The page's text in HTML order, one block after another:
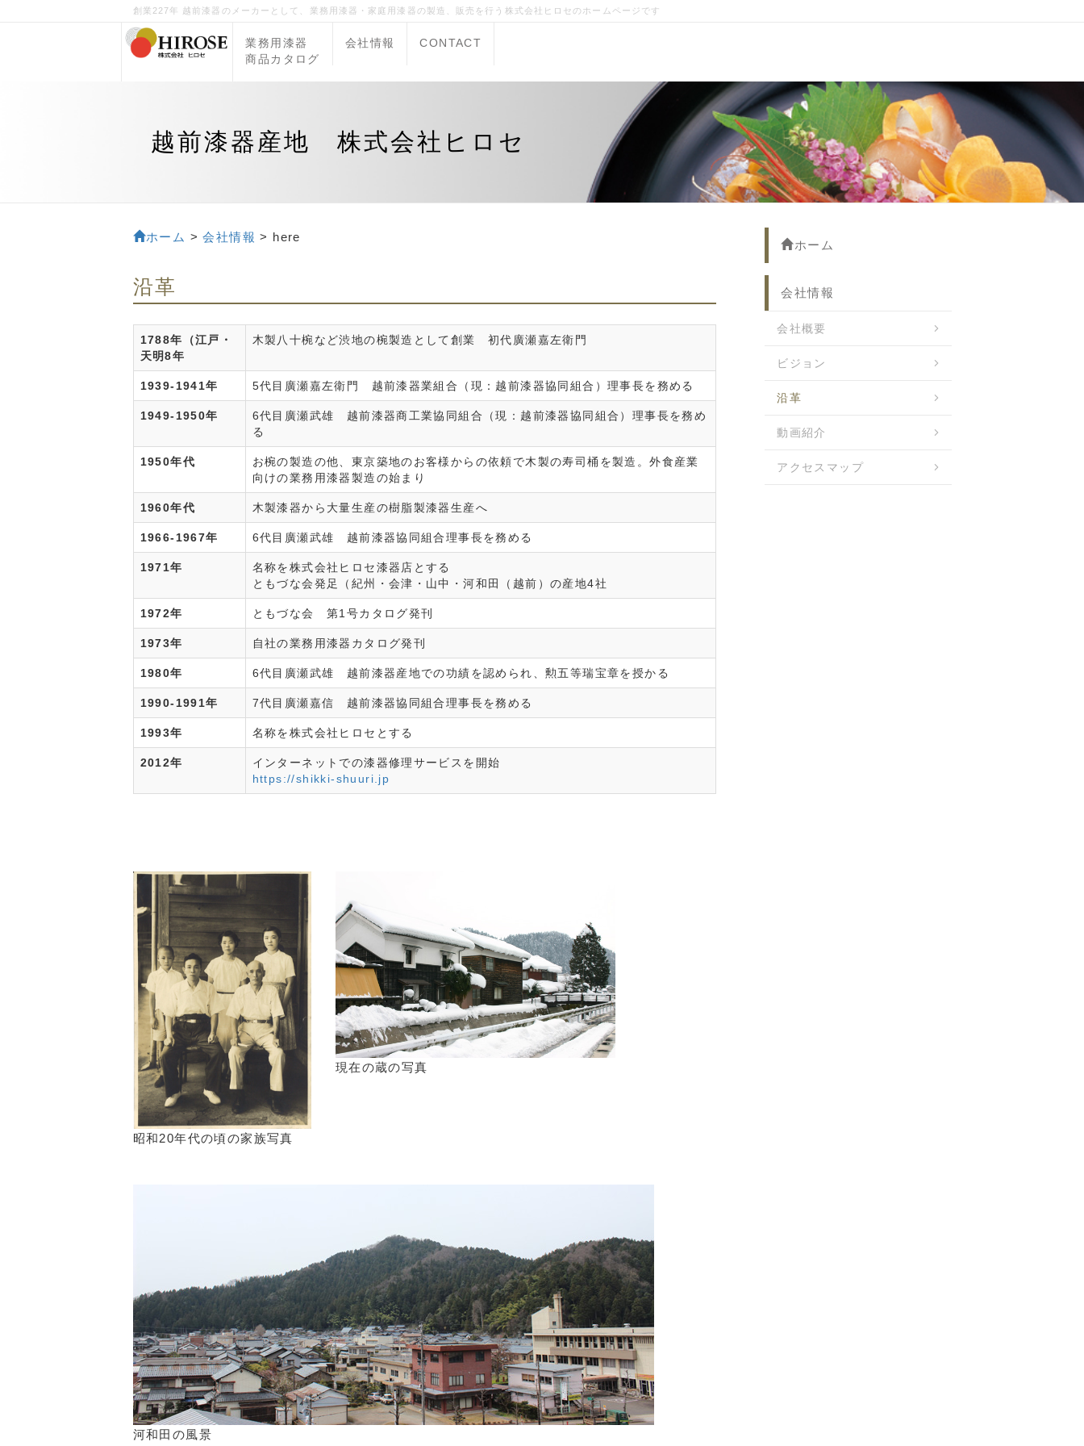
創業227年 越前漆器のメーカーとして、業務用漆器・家庭用漆器の製造、販売を行う株式会社ヒロセのホームページです
業務用漆器
商品カタログ
会社情報 CONTACT
越前漆器産地 株式会社ヒロセ
ホーム >会社情報 > here
沿革
1788年（江戸・
天明8年
木製八十椀など渋地の椀製造として創業 初代廣瀬嘉左衛門
1939-1941年 5代目廣瀬嘉左衛門 越前漆器業組合（現：越前漆器協同組合）理事長を務める
1949-1950年
6代目廣瀬武雄 越前漆器商工業協同組合（現：越前漆器協同組合）理事長を務め
る
1950年代
お椀の製造の他、東京築地のお客様からの依頼で木製の寿司桶を製造。外食産業
向けの業務用漆器製造の始まり
1960年代 木製漆器から大量生産の樹脂製漆器生産へ
1966-1967年 6代目廣瀬武雄 越前漆器協同組合理事長を務める
1971年
名称を株式会社ヒロセ漆器店とする
ともづな会発足（紀州・会津・山中・河和田（越前）の産地4社
1972年 ともづな会 第1号カタログ発刊
1973年 自社の業務用漆器カタログ発刊
1980年 6代目廣瀬武雄 越前漆器産地での功績を認められ、勲五等瑞宝章を授かる
1990-1991年 7代目廣瀬嘉信 越前漆器協同組合理事長を務める
1993年 名称を株式会社ヒロセとする
2012年
インターネットでの漆器修理サービスを開始
https://shikki-shuuri.jp
昭和20年代の頃の家族写真
現在の蔵の写真
河和田の風景
ホーム
会社情報
会社概要
ビジョン
沿革
動画紹介
アクセスマップ